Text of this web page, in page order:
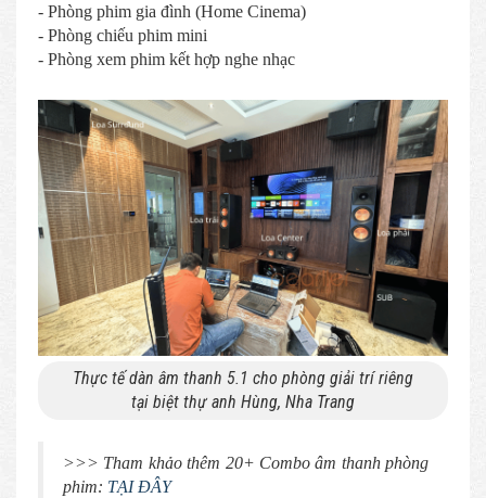
- Phòng phim gia đình (Home Cinema)
- Phòng chiếu phim mini
- Phòng xem phim kết hợp nghe nhạc
Thực tế dàn âm thanh 5.1 cho phòng giải trí riêng
tại biệt thự anh Hùng, Nha Trang
>>> Tham khảo thêm 20+ Combo âm thanh phòng
phim: TẠI ĐÂY